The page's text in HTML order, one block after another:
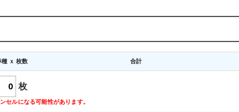
種 ｘ 枚数 合計
枚
セルになる可能性があります。